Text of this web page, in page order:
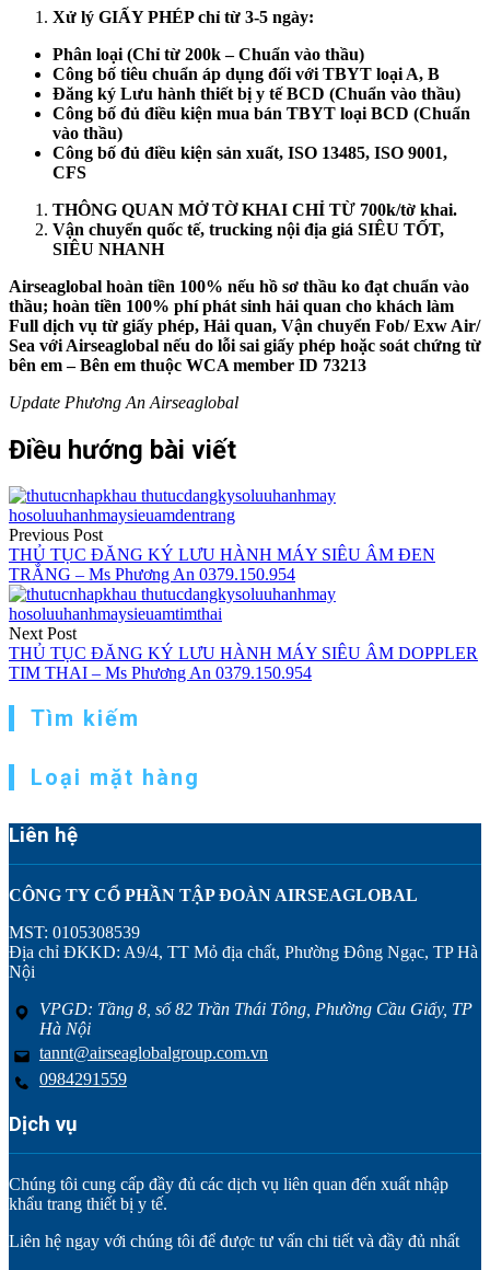
Xử lý GIẤY PHÉP chỉ từ 3-5 ngày:
Phân loại (Chỉ từ 200k – Chuẩn vào thầu)
Công bố tiêu chuẩn áp dụng đối với TBYT loại A, B
Đăng ký Lưu hành thiết bị y tế BCD (Chuẩn vào thầu)
Công bố đủ điều kiện mua bán TBYT loại BCD (Chuẩn
vào thầu)
Công bố đủ điều kiện sản xuất, ISO 13485, ISO 9001,
CFS
THÔNG QUAN MỞ TỜ KHAI CHỈ TỪ 700k/tờ khai.
Vận chuyển quốc tế, trucking nội địa giá SIÊU TỐT,
SIÊU NHANH
Airseaglobal hoàn tiền 100% nếu hồ sơ thầu ko đạt chuẩn vào
thầu; hoàn tiền 100% phí phát sinh hải quan cho khách làm
Full dịch vụ từ giấy phép, Hải quan, Vận chuyển Fob/ Exw Air/
Sea với Airseaglobal nếu do lỗi sai giấy phép hoặc soát chứng từ
bên em – Bên em thuộc WCA member ID 73213
Update Phương An Airseaglobal
Điều hướng bài viết
Previous Post
THỦ TỤC ĐĂNG KÝ LƯU HÀNH MÁY SIÊU ÂM ĐEN
TRẮNG – Ms Phương An 0379.150.954
Next Post
THỦ TỤC ĐĂNG KÝ LƯU HÀNH MÁY SIÊU ÂM DOPPLER
TIM THAI – Ms Phương An 0379.150.954
Tìm kiếm
Loại mặt hàng
Liên hệ
CÔNG TY CỔ PHẦN TẬP ĐOÀN AIRSEAGLOBAL
MST: 0105308539
Địa chỉ ĐKKD: A9/4, TT Mỏ địa chất, Phường Đông Ngạc, TP Hà
Nội
VPGD: Tầng 8, số 82 Trần Thái Tông, Phường Cầu Giấy, TP
Hà Nội
tannt@airseaglobalgroup.com.vn
0984291559
Dịch vụ
Chúng tôi cung cấp đầy đủ các dịch vụ liên quan đến xuất nhập
khẩu trang thiết bị y tế.
Liên hệ ngay với chúng tôi để được tư vấn chi tiết và đầy đủ nhất